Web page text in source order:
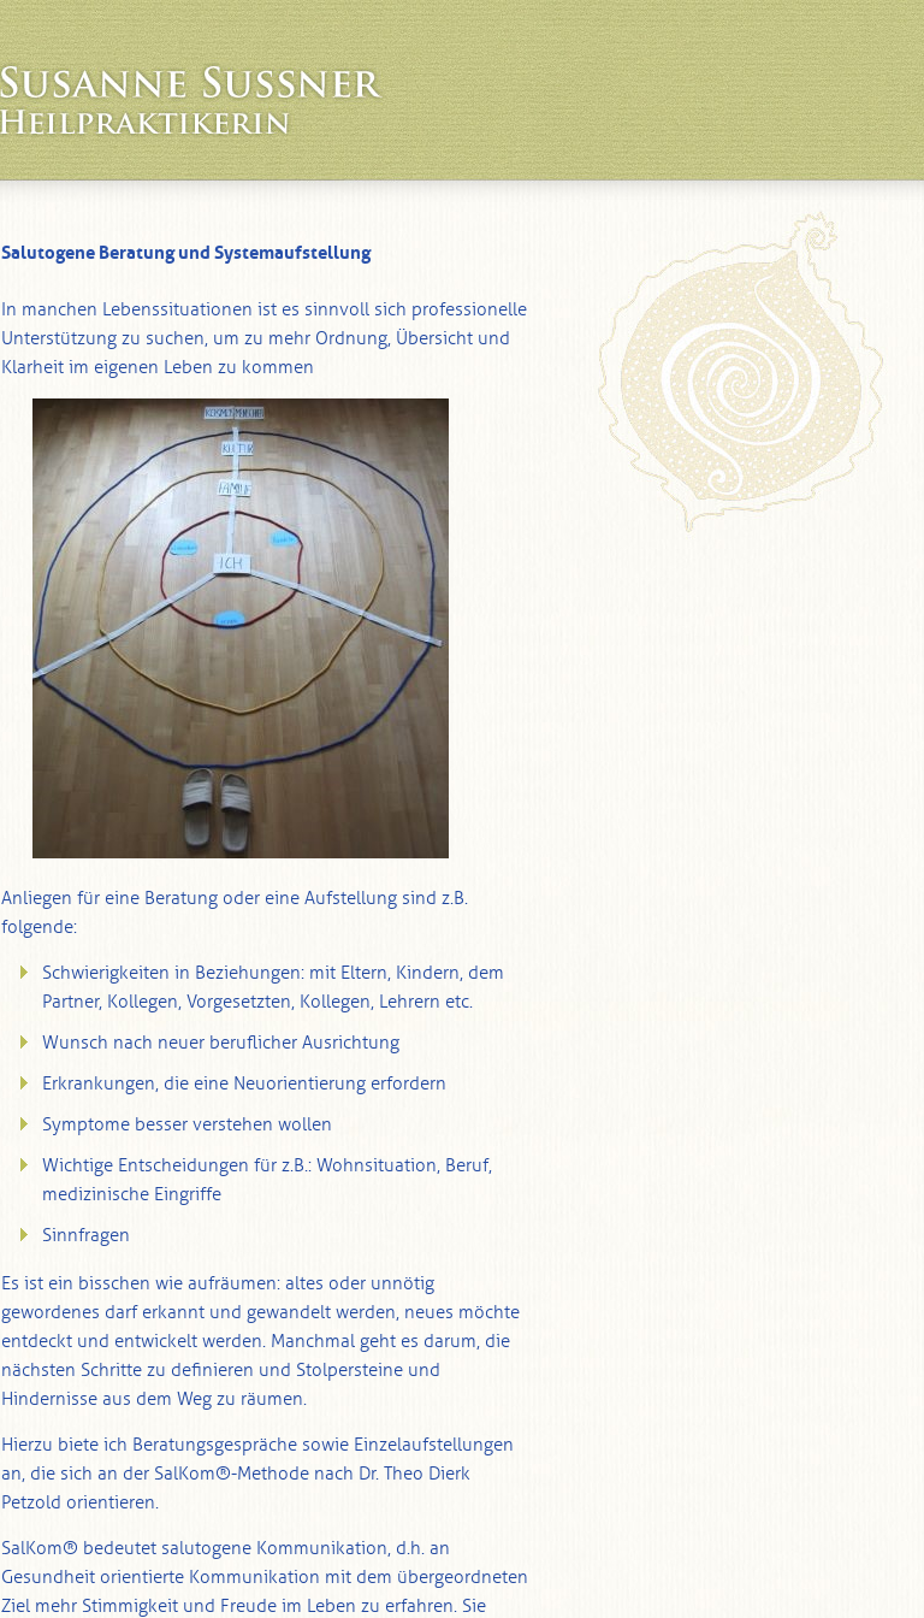
Salutogene Beratung und Systemaufstellung
In manchen Lebenssituationen ist es sinnvoll sich professionelle
Unterstützung zu suchen, um zu mehr Ordnung, Übersicht und
Klarheit im eigenen Leben zu kommen
Anliegen für eine Beratung oder eine Aufstellung sind z.B.
folgende:
Schwierigkeiten in Beziehungen: mit Eltern, Kindern, dem
Partner, Kollegen, Vorgesetzten, Kollegen, Lehrern etc.
Wunsch nach neuer beruflicher Ausrichtung
Erkrankungen, die eine Neuorientierung erfordern
Symptome besser verstehen wollen
Wichtige Entscheidungen für z.B.: Wohnsituation, Beruf,
medizinische Eingriffe
Sinnfragen
Es ist ein bisschen wie aufräumen: altes oder unnötig
gewordenes darf erkannt und gewandelt werden, neues möchte
entdeckt und entwickelt werden. Manchmal geht es darum, die
nächsten Schritte zu definieren und Stolpersteine und
Hindernisse aus dem Weg zu räumen.
Hierzu biete ich Beratungsgespräche sowie Einzelaufstellungen
an, die sich an der SalKom®-Methode nach Dr. Theo Dierk
Petzold orientieren.
SalKom® bedeutet salutogene Kommunikation, d.h. an
Gesundheit orientierte Kommunikation mit dem übergeordneten
Ziel mehr Stimmigkeit und Freude im Leben zu erfahren. Sie